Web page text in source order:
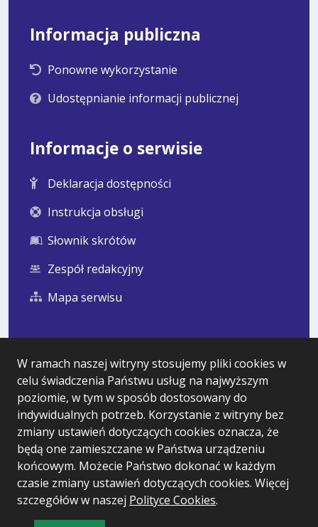
W ramach naszej witryny stosujemy pliki cookies w
celu świadczenia Państwu usług na najwyższym
poziomie, w tym w sposób dostosowany do
indywidualnych potrzeb. Korzystanie z witryny bez
zmiany ustawień dotyczących cookies oznacza, że
będą one zamieszczane w Państwa urządzeniu
końcowym. Możecie Państwo dokonać w każdym
czasie zmiany ustawień dotyczących cookies. Więcej
szczegółów w naszej Polityce Cookies.
Informacja publiczna
Ponowne wykorzystanie
Udostępnianie informacji publicznej
Informacje o serwisie
Deklaracja dostępności
Instrukcja obsługi
Słownik skrótów
Zespół redakcyjny
Mapa serwisu
Statystyki oglądalności
Ostatnio dodane
Polityka prywatności
Wersja systemu: 5.7.0 [99]
Ostatnia aktualizacja BIP: 06.08.2026 16:13